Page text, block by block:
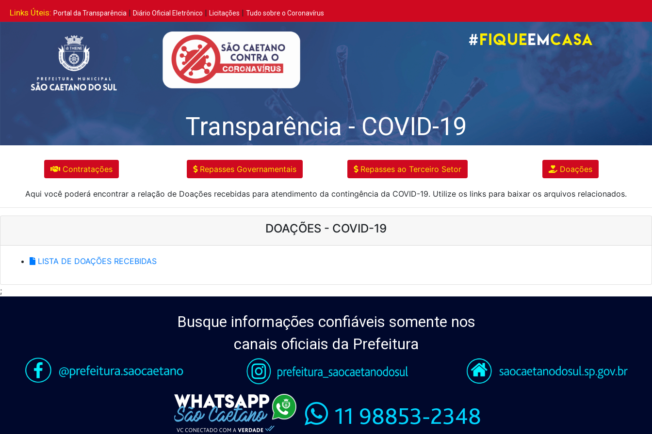
Links Úteis: Portal da Transparência | Diário Oficial Eletrônico | Licitações | Tudo sobre o Coronavírus
Transparência - COVID-19
Contratações Repasses Governamentais Repasses ao Terceiro Setor Doações
Aqui você poderá encontrar a relação de Doações recebidas para atendimento da contingência da COVID-19. Utilize os links para baixar os arquivos relacionados.
DOAÇÕES - COVID-19
LISTA DE DOAÇÕES RECEBIDAS
;
Busque informações confiáveis somente nos
canais oficiais da Prefeitura